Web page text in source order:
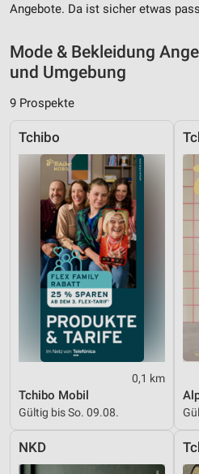
Angebote. Da ist sicher etwas
Mode & Bekleidung
und Umgebung
9 Prospekte
Tchibo
0,1 km
Tchibo Mobil
Gültig bis So. 09.08.
NKD
Speichern von oder Zugriff auf
Verwendung reduzierter Daten
Werbeanzeigen
Erstellung von Profilen für
Verwendung von Profilen zur
personalisierter Werbung
Erstellung von Profilen zur
von Inhalten
Verwendung von Profilen zur
personalisierter Inhalte
Messung der Werbeleistung
Messung der Performance von
Analyse von Zielgruppen durch
Kombinationen von Daten aus
Quellen
Verwendung reduzierter Daten